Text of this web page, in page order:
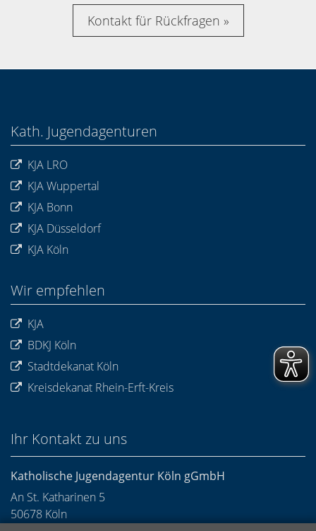
Kontakt für Rückfragen
Kath. Jugendagenturen
KJA LRO
KJA Wuppertal
KJA Bonn
KJA Düsseldorf
KJA Köln
Wir empfehlen
KJA
BDKJ Köln
Stadtdekanat Köln
Kreisdekanat Rhein-Erft-Kreis
Ihr Kontakt zu uns
Katholische Jugendagentur Köln gGmbH
An St. Katharinen 5
50678 Köln